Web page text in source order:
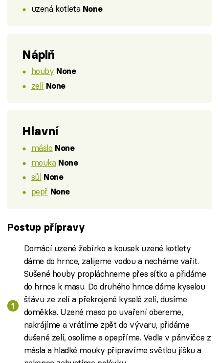
uzená kotleta None
Náplň
houby None
zelí None
Hlavní
máslo None
mouka None
sůl None
pepř None
Postup přípravy
Domácí uzené žebírko a kousek uzené kotlety
dáme do hrnce, zalijeme vodou a necháme vařit.
Sušené houby propláchneme přes sítko a přidáme
do hrnce k masu. Do druhého hrnce dáme kyselou
šťávu ze zelí a překrojené kyselé zelí, dusíme
doměkka. Uzené maso po uvaření obereme,
nakrájíme a vrátíme zpět do vývaru, přidáme
dušené zelí, osolíme a opepříme. Vedle v pánvičce z
másla a hladké mouky připravíme světlou jíšku a